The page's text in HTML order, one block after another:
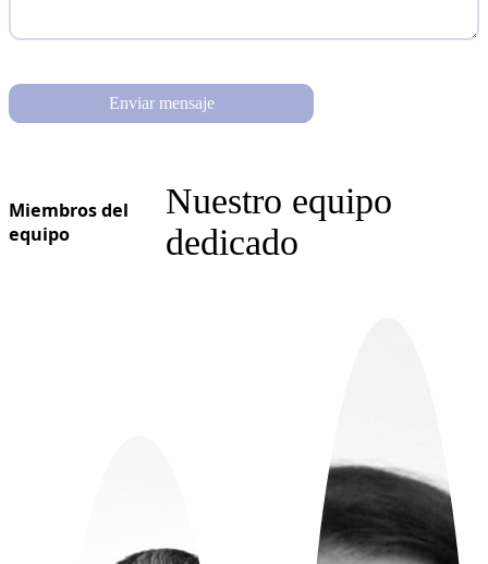
Enviar mensaje
Miembros del
equipo
Nuestro equipo
dedicado